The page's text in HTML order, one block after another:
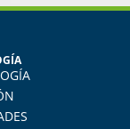
me
la